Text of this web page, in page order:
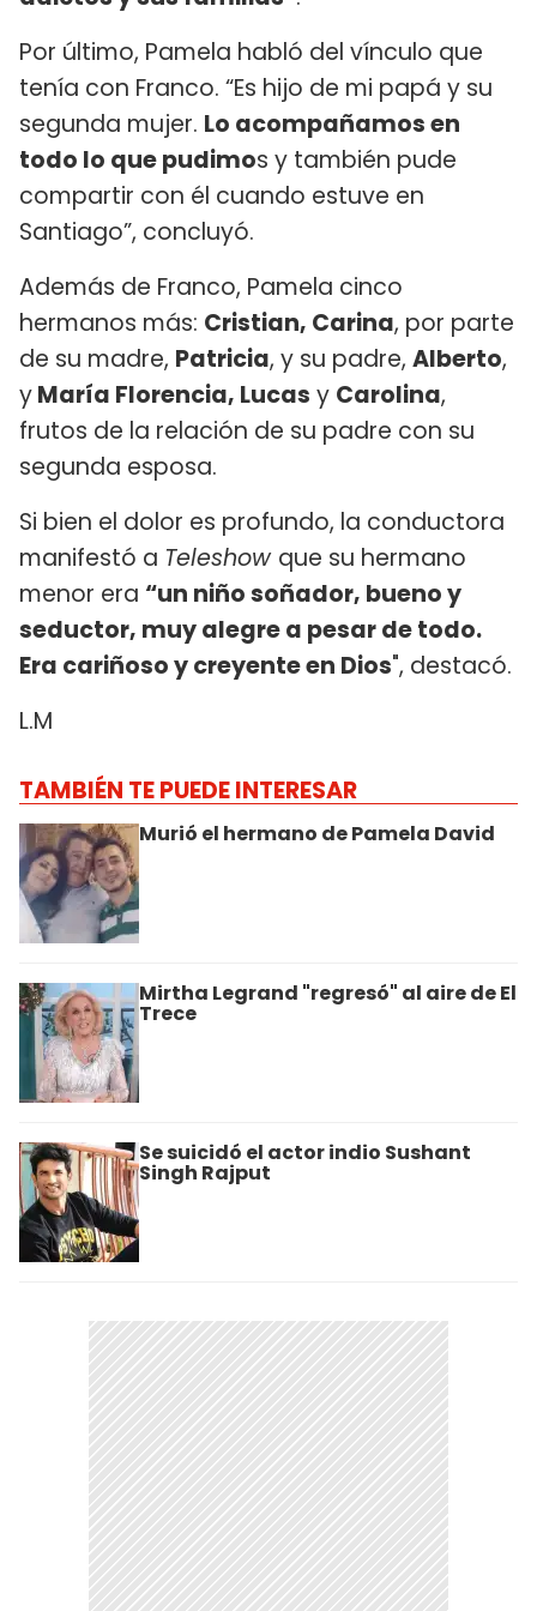
Por último, Pamela habló del vínculo que
tenía con Franco. “Es hijo de mi papá y su
segunda mujer. Lo acompañamos en
todo lo que pudimos y también pude
compartir con él cuando estuve en
Santiago”, concluyó.
Además de Franco, Pamela cinco
hermanos más: Cristian, Carina, por parte
de su madre, Patricia, y su padre, Alberto,
yMaría Florencia, Lucas y Carolina,
frutos de la relación de su padre con su
segunda esposa.
Si bien el dolor es profundo, la conductora
manifestó a Teleshow que su hermano
menor era “un niño soñador, bueno y
seductor, muy alegre a pesar de todo.
Era cariñoso y creyente en Dios", destacó.
L.M
TAMBIÉN TE PUEDE INTERESAR
Murió el hermano de Pamela David
Mirtha Legrand "regresó" al aire de El
Trece
Se suicidó el actor indio Sushant
Singh Rajput